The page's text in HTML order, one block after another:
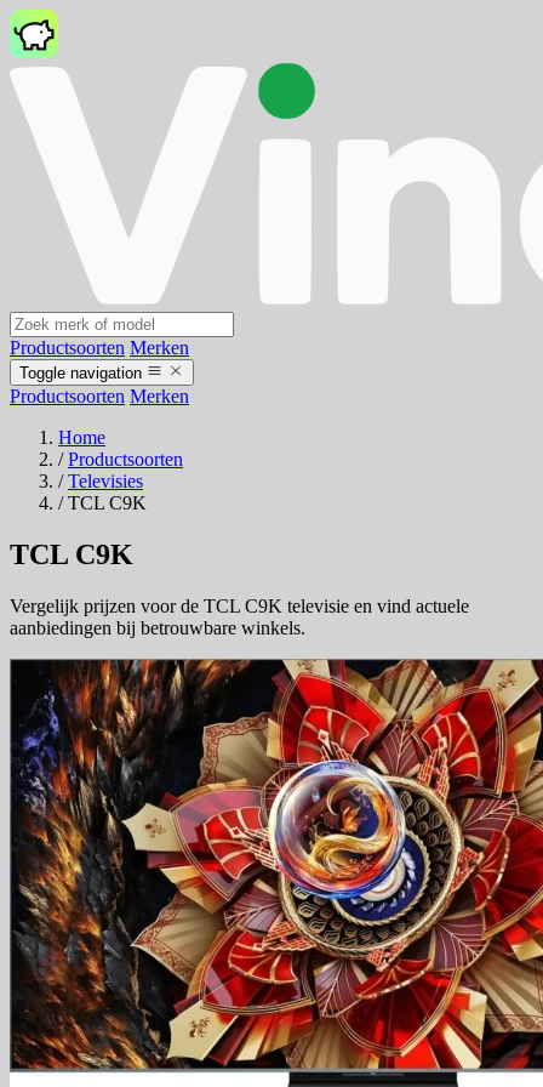
Productsoorten Merken
Toggle navigation
Productsoorten Merken
Home
/ Productsoorten
/ Televisies
/ TCL C9K
TCL C9K
Vergelijk prijzen voor de TCL C9K televisie en vind actuele
aanbiedingen bij betrouwbare winkels.